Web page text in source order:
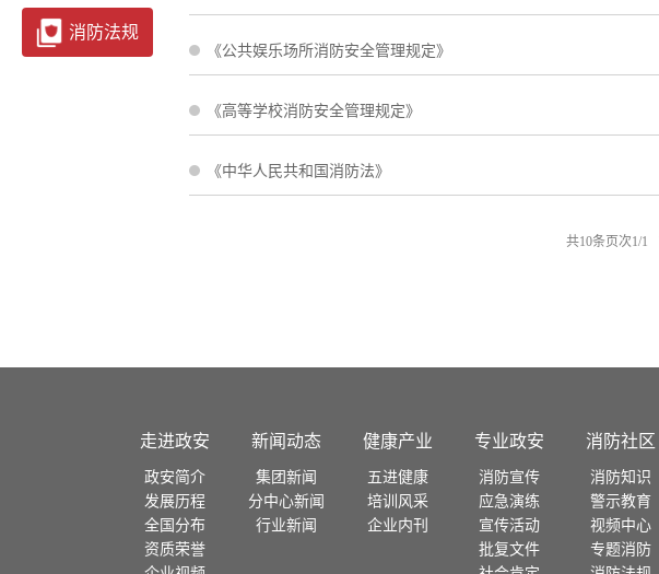
消防法规
《公共娱乐场所消防安全管理规定》
《高等学校消防安全管理规定》
《中华人民共和国消防法》
共10条页次1/1
走进政安
政安简介
发展历程
全国分布
资质荣誉
新闻动态
集团新闻
分中心新闻
行业新闻
健康产业
五进健康
培训风采
企业内刊
专业政安
消防宣传
应急演练
宣传活动
批复文件
消防社区
消防知识
警示教育
视频中心
专题消防